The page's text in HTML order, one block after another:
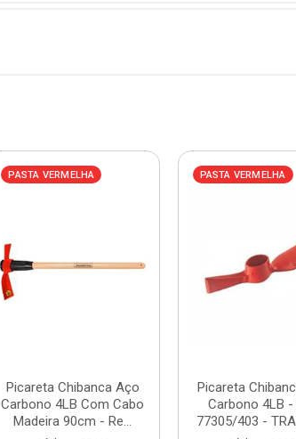
PASTA VERMELHA
Picareta Chibanca Aço
Carbono 4LB Com Cabo
Madeira 90cm - Re...
PASTA VERMELHA
Picareta
Carbono 4LB -
77305/403 -